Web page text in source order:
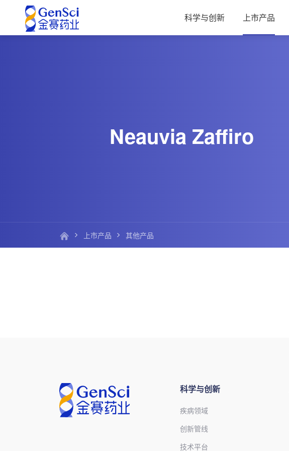
科学与创新 上市产品
Neauvia Zaffiro
上市产品 其他产品
科学与创新
疾病领域
创新管线
技术平台